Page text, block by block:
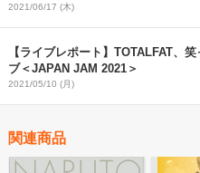
2021/06/17 (木)
【ライブレポート】TOTALFAT、
ブ＜JAPAN JAM 2021＞
2021/05/10 (月)
関連商品